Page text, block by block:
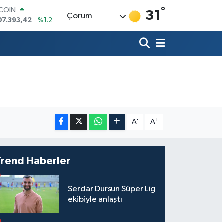
%0.17
Çorum 31 °
A- A+
Haberler
Serdar Dursun Süper Lig
ekibiyle anlaştı